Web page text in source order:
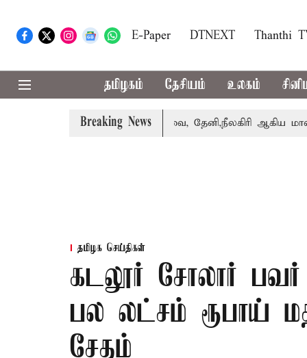
E-Paper DTNEXT Thanthi
தமிழகம் தேசியம் உலகம்
Breaking News
கோவை, தேனி,நீலகிரி ஆகிய
தமிழக செய்திகள்
கடலூர் சோலார் பவர்
பல லட்சம் ரூபாய்
சேதம்